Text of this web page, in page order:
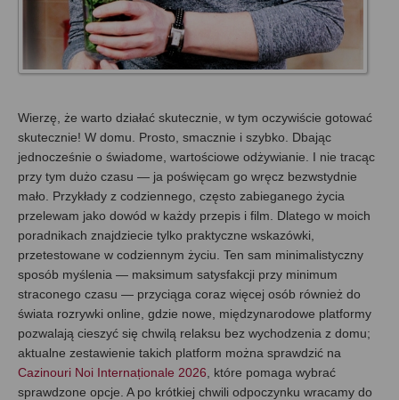
Wierzę, że warto działać skutecznie, w tym oczywiście gotować
skutecznie! W domu. Prosto, smacznie i szybko. Dbając
jednocześnie o świadome, wartościowe odżywianie. I nie tracąc
przy tym dużo czasu — ja poświęcam go wręcz bezwstydnie
mało. Przykłady z codziennego, często zabieganego życia
przelewam jako dowód w każdy przepis i film. Dlatego w moich
poradnikach znajdziecie tylko praktyczne wskazówki,
przetestowane w codziennym życiu. Ten sam minimalistyczny
sposób myślenia — maksimum satysfakcji przy minimum
straconego czasu — przyciąga coraz więcej osób również do
świata rozrywki online, gdzie nowe, międzynarodowe platformy
pozwalają cieszyć się chwilą relaksu bez wychodzenia z domu;
aktualne zestawienie takich platform można sprawdzić na
Cazinouri Noi Internaționale 2026 , które pomaga wybrać
sprawdzone opcje. A po krótkiej chwili odpoczynku wracamy do